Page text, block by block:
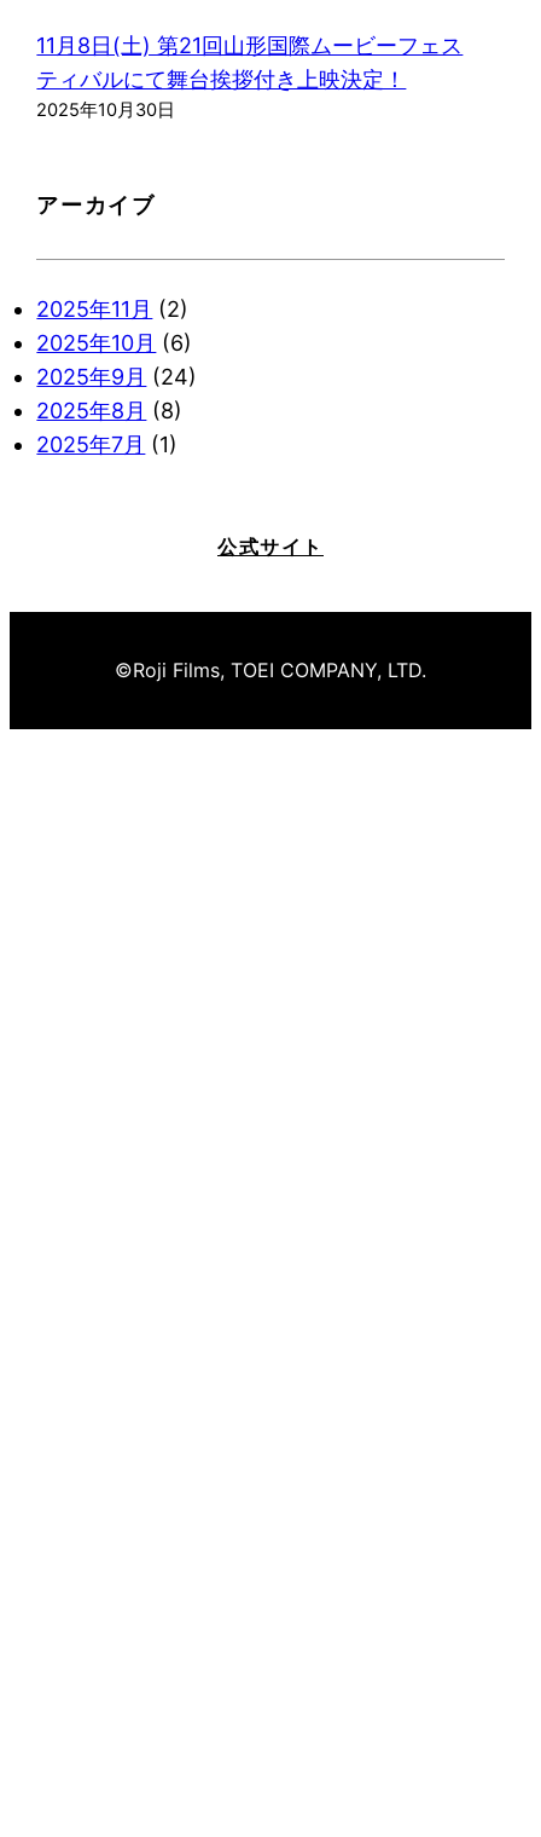
11月8日(土) 第21回山形国際ムービーフェス
ティバルにて舞台挨拶付き上映決定！
2025年10月30日
アーカイブ
2025年11月 (2)
2025年10月 (6)
2025年9月 (24)
2025年8月 (8)
2025年7月 (1)
公式サイト
©Roji Films, TOEI COMPANY, LTD.